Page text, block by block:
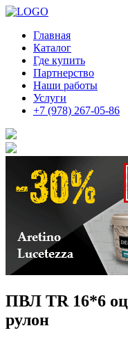
Главная
Каталог
Где купить
Партнерство
Наши работы
Услуги
+7 (978) 267-05-86
ПВЛ TR 16*6
рулон